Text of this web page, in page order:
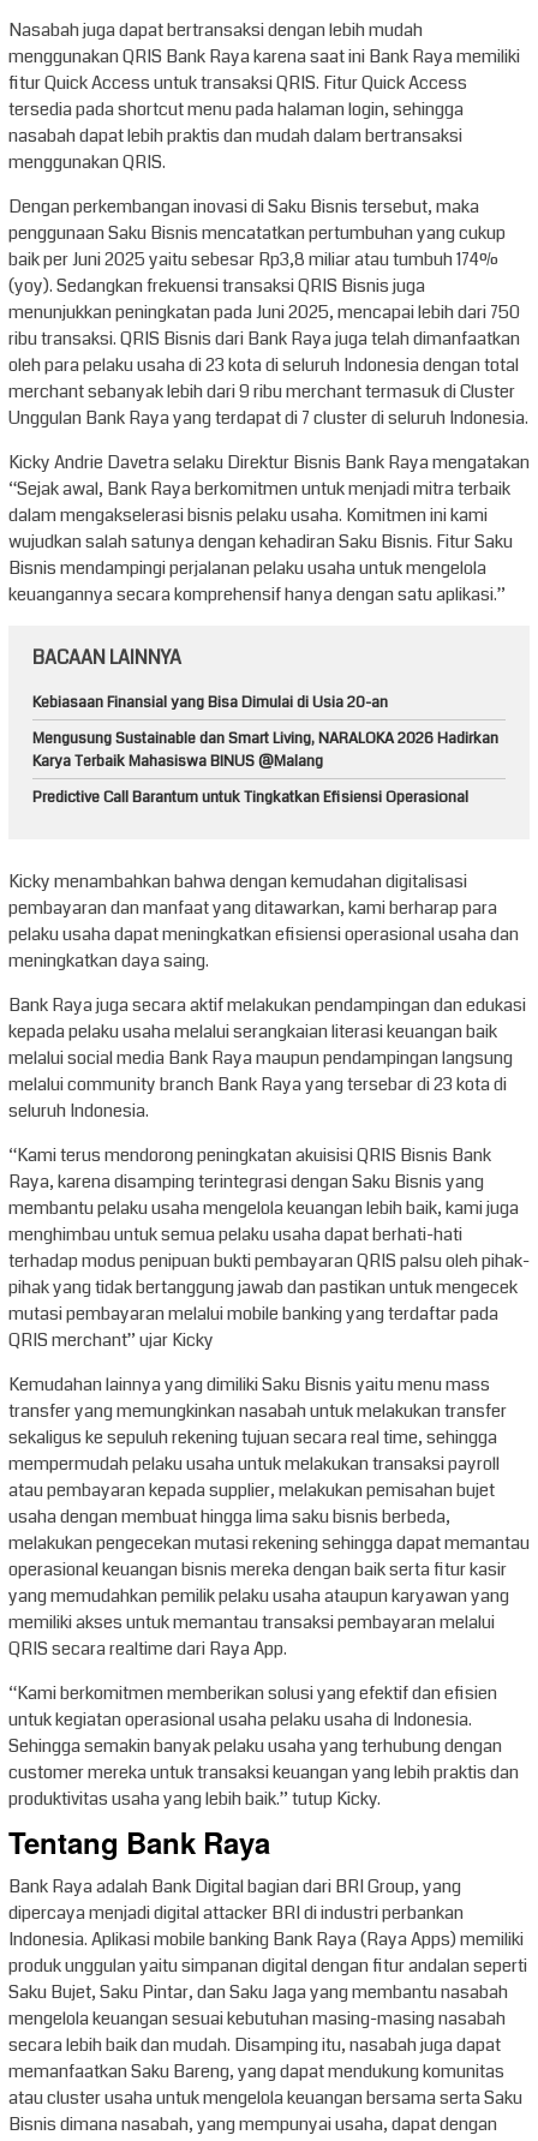
Nasabah juga dapat bertransaksi dengan lebih mudah
menggunakan QRIS Bank Raya karena saat ini Bank Raya memiliki
fitur Quick Access untuk transaksi QRIS. Fitur Quick Access
tersedia pada shortcut menu pada halaman login, sehingga
nasabah dapat lebih praktis dan mudah dalam bertransaksi
menggunakan QRIS.
Dengan perkembangan inovasi di Saku Bisnis tersebut, maka
penggunaan Saku Bisnis mencatatkan pertumbuhan yang cukup
baik per Juni 2025 yaitu sebesar Rp3,8 miliar atau tumbuh 174%
(yoy). Sedangkan frekuensi transaksi QRIS Bisnis juga
menunjukkan peningkatan pada Juni 2025, mencapai lebih dari 750
ribu transaksi. QRIS Bisnis dari Bank Raya juga telah dimanfaatkan
oleh para pelaku usaha di 23 kota di seluruh Indonesia dengan total
merchant sebanyak lebih dari 9 ribu merchant termasuk di Cluster
Unggulan Bank Raya yang terdapat di 7 cluster di seluruh Indonesia.
Kicky Andrie Davetra selaku Direktur Bisnis Bank Raya mengatakan
“Sejak awal, Bank Raya berkomitmen untuk menjadi mitra terbaik
dalam mengakselerasi bisnis pelaku usaha. Komitmen ini kami
wujudkan salah satunya dengan kehadiran Saku Bisnis. Fitur Saku
Bisnis mendampingi perjalanan pelaku usaha untuk mengelola
keuangannya secara komprehensif hanya dengan satu aplikasi.”
BACAAN LAINNYA
Kebiasaan Finansial yang Bisa Dimulai di Usia 20-an
Mengusung Sustainable dan Smart Living, NARALOKA 2026 Hadirkan
Karya Terbaik Mahasiswa BINUS @Malang
Predictive Call Barantum untuk Tingkatkan Efisiensi Operasional
Kicky menambahkan bahwa dengan kemudahan digitalisasi
pembayaran dan manfaat yang ditawarkan, kami berharap para
pelaku usaha dapat meningkatkan efisiensi operasional usaha dan
meningkatkan daya saing.
Bank Raya juga secara aktif melakukan pendampingan dan edukasi
kepada pelaku usaha melalui serangkaian literasi keuangan baik
melalui social media Bank Raya maupun pendampingan langsung
melalui community branch Bank Raya yang tersebar di 23 kota di
seluruh Indonesia.
“Kami terus mendorong peningkatan akuisisi QRIS Bisnis Bank
Raya, karena disamping terintegrasi dengan Saku Bisnis yang
membantu pelaku usaha mengelola keuangan lebih baik, kami juga
menghimbau untuk semua pelaku usaha dapat berhati-hati
terhadap modus penipuan bukti pembayaran QRIS palsu oleh pihak-
pihak yang tidak bertanggung jawab dan pastikan untuk mengecek
mutasi pembayaran melalui mobile banking yang terdaftar pada
QRIS merchant” ujar Kicky
Kemudahan lainnya yang dimiliki Saku Bisnis yaitu menu mass
transfer yang memungkinkan nasabah untuk melakukan transfer
sekaligus ke sepuluh rekening tujuan secara real time, sehingga
mempermudah pelaku usaha untuk melakukan transaksi payroll
atau pembayaran kepada supplier, melakukan pemisahan bujet
usaha dengan membuat hingga lima saku bisnis berbeda,
melakukan pengecekan mutasi rekening sehingga dapat memantau
operasional keuangan bisnis mereka dengan baik serta fitur kasir
yang memudahkan pemilik pelaku usaha ataupun karyawan yang
memiliki akses untuk memantau transaksi pembayaran melalui
QRIS secara realtime dari Raya App.
“Kami berkomitmen memberikan solusi yang efektif dan efisien
untuk kegiatan operasional usaha pelaku usaha di Indonesia.
Sehingga semakin banyak pelaku usaha yang terhubung dengan
customer mereka untuk transaksi keuangan yang lebih praktis dan
produktivitas usaha yang lebih baik.” tutup Kicky.
Tentang Bank Raya
Bank Raya adalah Bank Digital bagian dari BRI Group, yang
dipercaya menjadi digital attacker BRI di industri perbankan
Indonesia. Aplikasi mobile banking Bank Raya (Raya Apps) memiliki
produk unggulan yaitu simpanan digital dengan fitur andalan seperti
Saku Bujet, Saku Pintar, dan Saku Jaga yang membantu nasabah
mengelola keuangan sesuai kebutuhan masing-masing nasabah
secara lebih baik dan mudah. Disamping itu, nasabah juga dapat
memanfaatkan Saku Bareng, yang dapat mendukung komunitas
atau cluster usaha untuk mengelola keuangan bersama serta Saku
Bisnis dimana nasabah, yang mempunyai usaha, dapat dengan